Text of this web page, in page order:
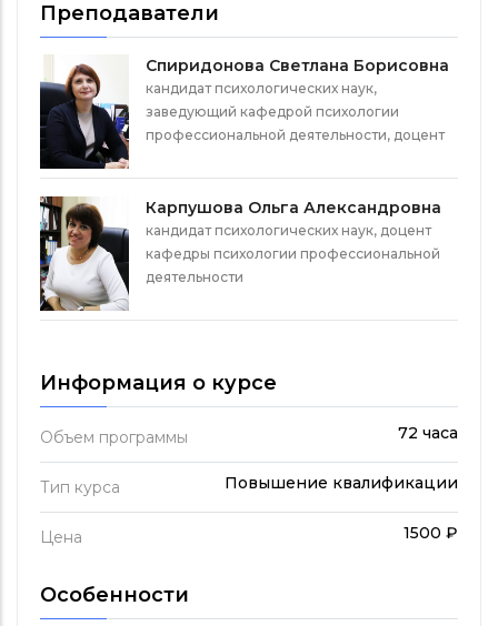
Преподаватели
Спиридонова Светлана Борисовна
кандидат психологических наук,
заведующий кафедрой психологии
профессиональной деятельности, доцент
Карпушова Ольга Александровна
кандидат психологических наук, доцент
кафедры психологии профессиональной
деятельности
Информация о курсе
Объем программы 72 часа
Тип курса Повышение квалификации
Цена 1500 ₽
Особенности